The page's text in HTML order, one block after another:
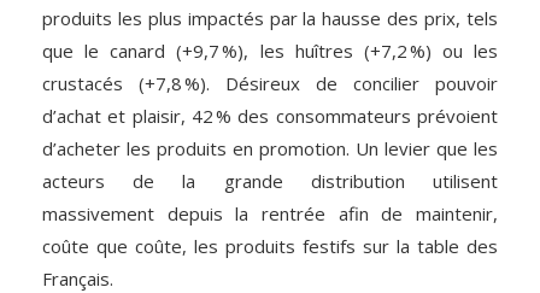
produits les plus impactés par la hausse des prix, tels
que le canard (+9,7 %), les huîtres (+7,2 %) ou les
crustacés (+7,8 %). Désireux de concilier pouvoir
d’achat et plaisir, 42 % des consommateurs prévoient
d’acheter les produits en promotion. Un levier que les
acteurs de la grande distribution utilisent
massivement depuis la rentrée afin de maintenir,
coûte que coûte, les produits festifs sur la table des
Français.